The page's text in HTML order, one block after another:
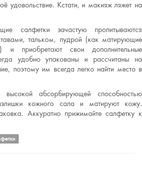
удовольствие. Кстати, и макияж ляжет на
салфетки зачастую пропитываются
тальком, пудрой (как матирующие
и приобретают свои дополнительные
удобно упакованы и рассчитаны на
поэтому им всегда легко найти место в
абсорбирующей способностью
кожного сала и матируют кожу.
Аккуратно прижимайте салфетку к